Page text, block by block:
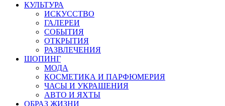
КУЛЬТУРА
ИСКУССТВО
ГАЛЕРЕИ
СОБЫТИЯ
ОТКРЫТИЯ
РАЗВЛЕЧЕНИЯ
ШОПИНГ
МОДА
КОСМЕТИКА И ПАРФЮМЕРИЯ
ЧАСЫ И УКРАШЕНИЯ
АВТО И ЯХТЫ
ОБРАЗ ЖИЗНИ